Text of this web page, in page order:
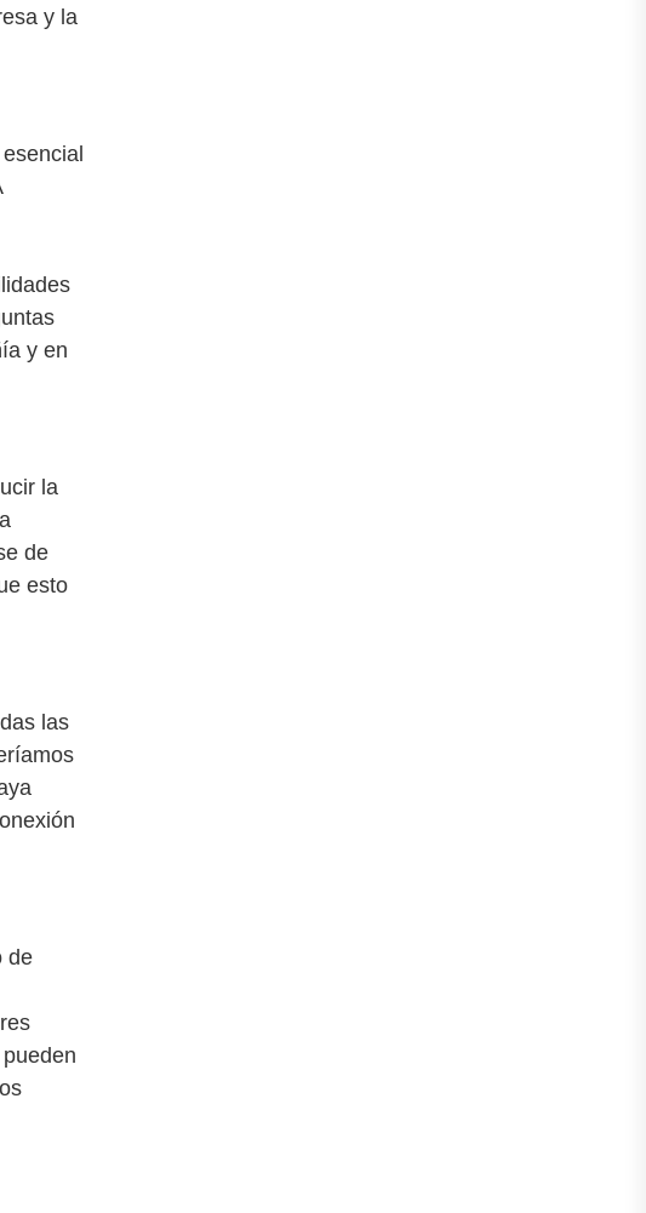
y la
y en
la
de
esto
las
de